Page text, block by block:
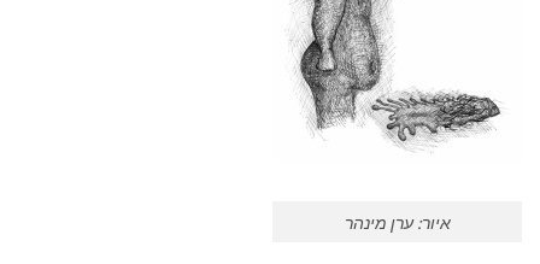
איור: ערן מינהר